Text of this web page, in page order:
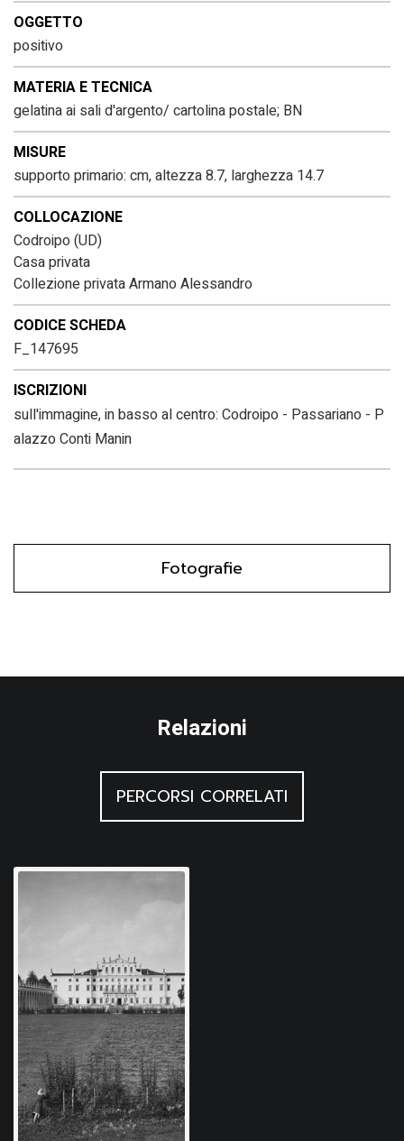
OGGETTO
positivo
MATERIA E TECNICA
gelatina ai sali d'argento/ cartolina postale; BN
MISURE
supporto primario: cm, altezza 8.7, larghezza 14.7
COLLOCAZIONE
Codroipo (UD)
Casa privata
Collezione privata Armano Alessandro
CODICE SCHEDA
F_147695
ISCRIZIONI
sull'immagine, in basso al centro: Codroipo - Passariano - P
alazzo Conti Manin
Fotografie
Relazioni
PERCORSI CORRELATI